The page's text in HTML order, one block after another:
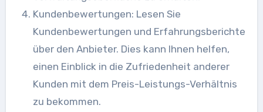
Kundenbewertungen: Lesen Sie
Kundenbewertungen und Erfahrungsberichte
über den Anbieter. Dies kann Ihnen helfen,
einen Einblick in die Zufriedenheit anderer
Kunden mit dem Preis-Leistungs-Verhältnis
zu bekommen.